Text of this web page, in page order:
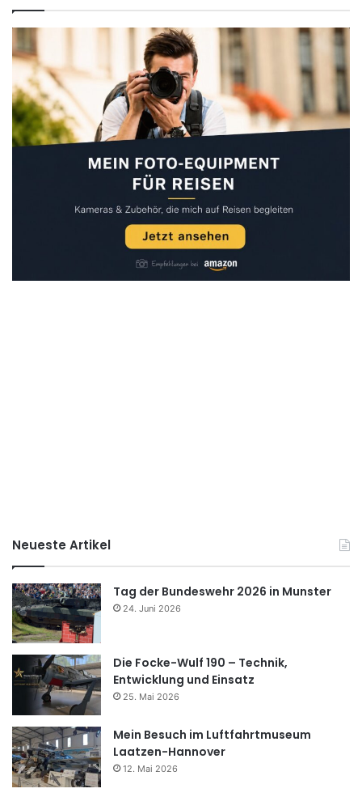
Neueste Artikel
Tag der Bundeswehr 2026 in Munster
24. Juni 2026
Die Focke-Wulf 190 – Technik,
Entwicklung und Einsatz
25. Mai 2026
Mein Besuch im Luftfahrtmuseum
Laatzen-Hannover
12. Mai 2026